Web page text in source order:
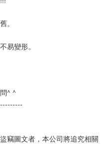
。
易變形。
^ ^
竊圖文者，本公司將追究相關